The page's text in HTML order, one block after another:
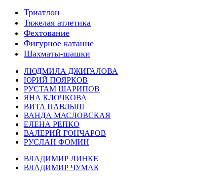
Триатлон
Тяжелая атлетика
Фехтование
Фигурное катание
Шахматы-шашки
ЛЮДМИЛА ДЖИГАЛОВА
ЮРИЙ ПОЯРКОВ
РУСТАМ ШАРИПОВ
ЯНА КЛОЧКОВА
ВИТА ПАВЛЫШ
ВАНДА МАСЛОВСКАЯ
ЕЛЕНА РЕПКО
ВАЛЕРИЙ ГОНЧАРОВ
РУСЛАН ФОМИН
ВЛАДИМИР ЛИНКЕ
ВЛАДИМИР ЧУМАК